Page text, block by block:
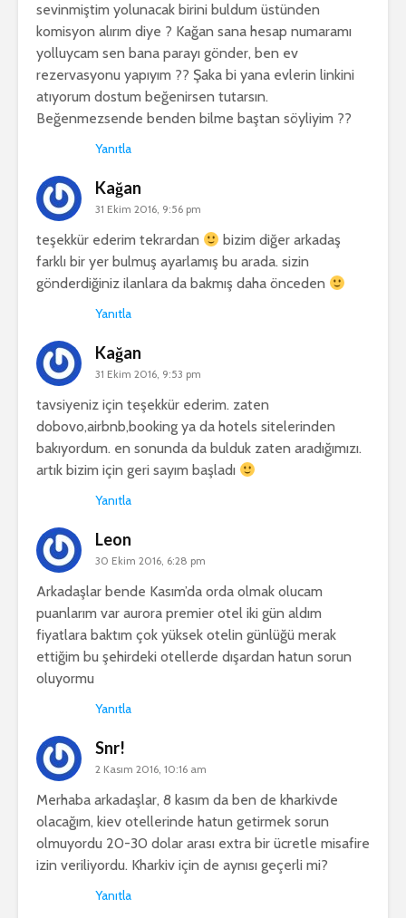
sevinmiştim yolunacak birini buldum üstünden
komisyon alırım diye ? Kağan sana hesap numaramı
yolluycam sen bana parayı gönder, ben ev
rezervasyonu yapıyım ?? Şaka bi yana evlerin linkini
atıyorum dostum beğenirsen tutarsın.
Beğenmezsende benden bilme baştan söyliyim ??
Yanıtla
Kağan
31 Ekim 2016, 9:56 pm
teşekkür ederim tekrardan
bizim diğer arkadaş
farklı bir yer bulmuş ayarlamış bu arada. sizin
gönderdiğiniz ilanlara da bakmış daha önceden
Yanıtla
Kağan
31 Ekim 2016, 9:53 pm
tavsiyeniz için teşekkür ederim. zaten
dobovo,airbnb,booking ya da hotels sitelerinden
bakıyordum. en sonunda da bulduk zaten aradığımızı.
artık bizim için geri sayım başladı
Yanıtla
Leon
30 Ekim 2016, 6:28 pm
Arkadaşlar bende Kasım’da orda olmak olucam
puanlarım var aurora premier otel iki gün aldım
fiyatlara baktım çok yüksek otelin günlüğü merak
ettiğim bu şehirdeki otellerde dışardan hatun sorun
oluyormu
Yanıtla
Snr!
2 Kasım 2016, 10:16 am
Merhaba arkadaşlar, 8 kasım da ben de kharkivde
olacağım, kiev otellerinde hatun getirmek sorun
olmuyordu 20-30 dolar arası extra bir ücretle misafire
izin veriliyordu. Kharkiv için de aynısı geçerli mi?
Yanıtla